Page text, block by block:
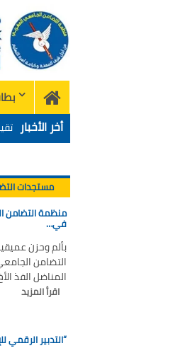
Home
أخر الأخبار
مستجدات
منظمة التضامن
في…
بألم وحزن
التضامن
المناضل الفذ
اقرأ المزيد
“التدبير الرقمي